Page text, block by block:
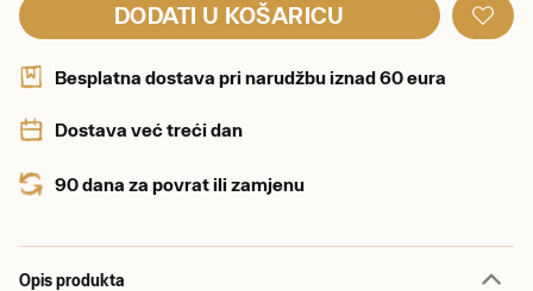
DODATI U KOŠARICU
Besplatna dostava pri narudžbu iznad 60 eura
Dostava već treći dan
90 dana za povrat ili zamjenu
Opis produkta